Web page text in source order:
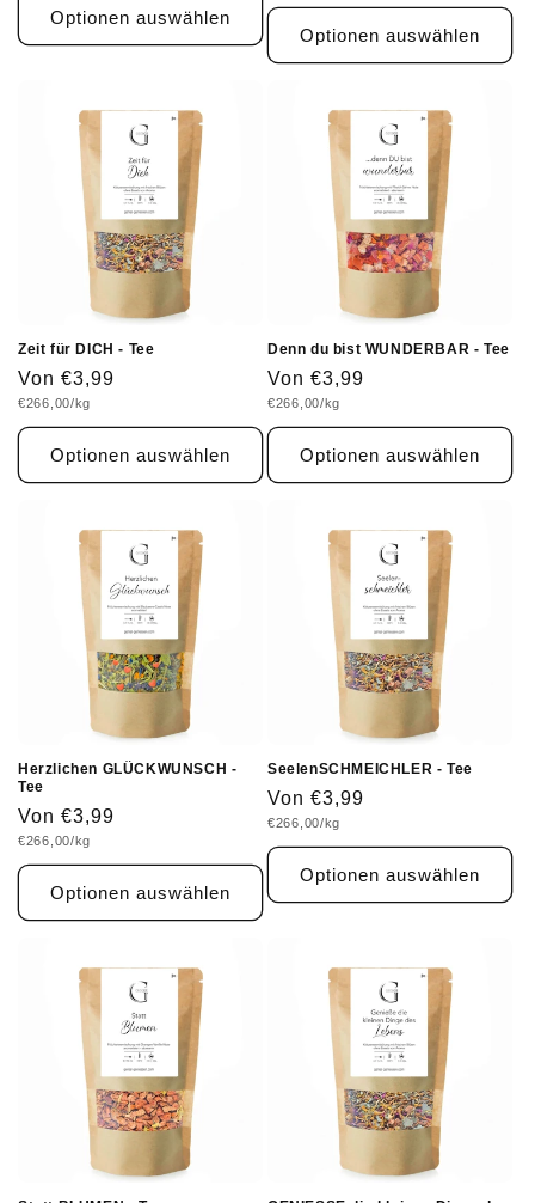
Optionen auswählen
Optionen auswählen
Zeit für DICH - Tee
Normaler
Preis
Von €3,99
Grundpreis
€266,00/kg
Optionen auswählen
Denn du bist WUNDERBAR - Tee
Normaler
Preis
Von €3,99
Grundpreis
€266,00/kg
Optionen auswählen
Herzlichen GLÜCKWUNSCH -
Tee
Normaler
Preis
Von €3,99
Grundpreis
€266,00/kg
Optionen auswählen
SeelenSCHMEICHLER - Tee
Normaler
Preis
Von €3,99
Grundpreis
€266,00/kg
Optionen auswählen